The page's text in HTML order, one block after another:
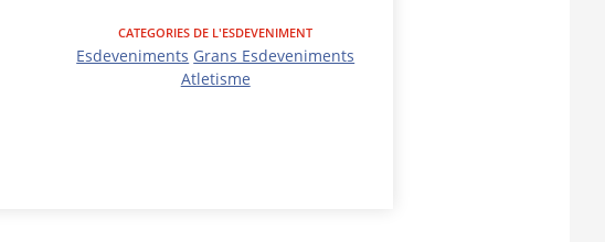
CATEGORIES DE L'ESDEVENIMENT
Esdeveniments Grans Esdeveniments
Atletisme